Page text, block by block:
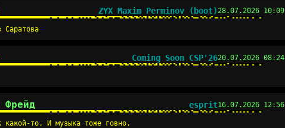
ZYX Maxim Perminov (boot) 28.07.2026 10:09
Саратова
Coming Soon CSP'2620.07.2026 08:24
Фрейд esprit16.07.2026 12:56
какой-то. И музыка тоже говно.